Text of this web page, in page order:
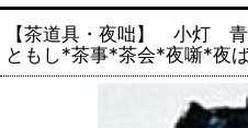
【茶道具・夜咄】 小灯
ともし*茶事*茶会*夜噺*夜